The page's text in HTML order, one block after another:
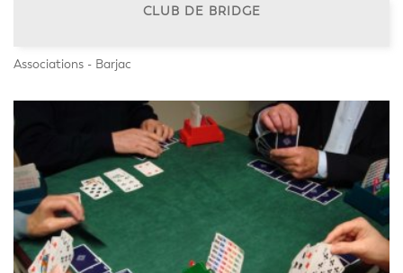
CLUB DE BRIDGE
Associations - Barjac